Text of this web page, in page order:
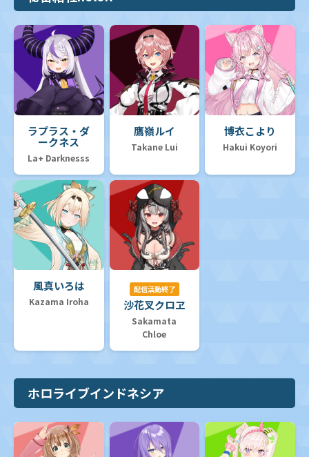
ラプラス・ダ
ークネス
La+ Darknesss
鷹嶺ルイ
Takane Lui
博衣こより
Hakui Koyori
風真いろは
Kazama Iroha
配信活動終了
沙花叉クロヱ
Sakamata
Chloe
ホロライブインドネシア